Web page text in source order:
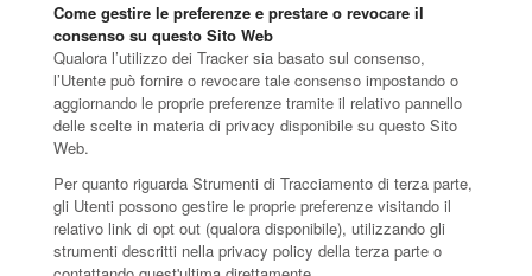
Come gestire le preferenze e prestare o revocare il
consenso su questo Sito Web
Qualora l’utilizzo dei Tracker sia basato sul consenso,
l’Utente può fornire o revocare tale consenso impostando o
aggiornando le proprie preferenze tramite il relativo pannello
delle scelte in materia di privacy disponibile su questo Sito
Web.
Per quanto riguarda Strumenti di Tracciamento di terza parte,
gli Utenti possono gestire le proprie preferenze visitando il
relativo link di opt out (qualora disponibile), utilizzando gli
strumenti descritti nella privacy policy della terza parte o